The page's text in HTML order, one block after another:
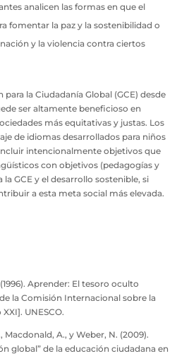
analicen las formas en que el
fomentar la paz y la sostenibilidad o
y la violencia contra ciertos
la Ciudadanía Global (GCE) desde
ser altamente beneficioso en
más equitativas y justas. Los
de idiomas desarrollados para niños
intencionalmente objetivos que
con objetivos (pedagogías y
la GCE y el desarrollo sostenible, si
a esta meta social más elevada.
Aprender: El tesoro oculto
la Comisión Internacional sobre la
UNESCO.
Macdonald, A., y Weber, N. (2009).
global” de la educación ciudadana en